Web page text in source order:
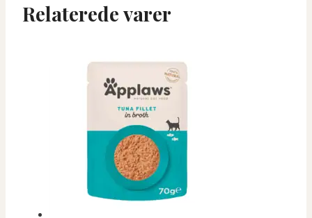
Relaterede varer